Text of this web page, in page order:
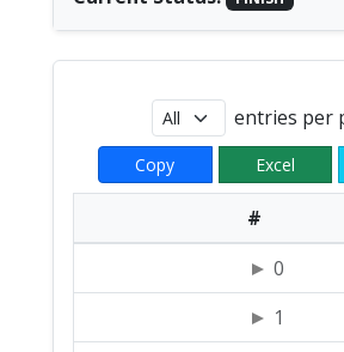
entries per
Copy Excel
#
0
1